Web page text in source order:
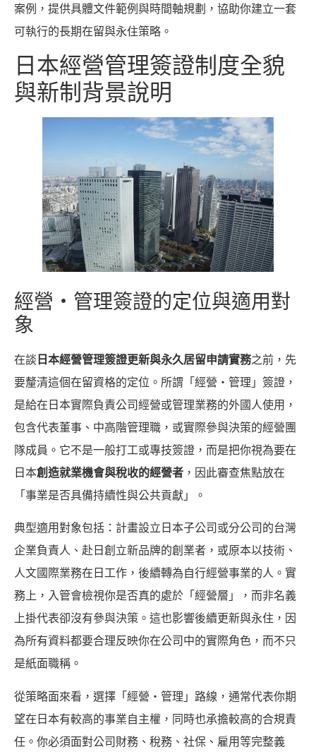
案例，提供具體文件範例與時間軸規劃，協助你建立一套
可執行的長期在留與永住策略。
日本經營管理簽證制度全貌
與新制背景說明
經營・管理簽證的定位與適用對
象
在談 日本經營管理簽證更新與永久居留申請實務之前，先
要釐清這個在留資格的定位。所謂「經營・管理」簽證，
是給在日本實際負責公司經營或管理業務的外國人使用，
包含代表董事、中高階管理職，或實際參與決策的經營團
隊成員。它不是一般打工或專技簽證，而是把你視為要在
日本創造就業機會與稅收的經營者 ，因此審查焦點放在
「事業是否具備持續性與公共貢獻」。
典型適用對象包括：計畫設立日本子公司或分公司的台灣
企業負責人、赴日創立新品牌的創業者，或原本以技術、
人文國際業務在日工作，後續轉為自行經營事業的人。實
務上，入管會檢視你是否真的處於「經營層」，而非名義
上掛代表卻沒有參與決策。這也影響後續更新與永住，因
為所有資料都要合理反映你在公司中的實際角色，而不只
是紙面職稱。
從策略面來看，選擇「經營・管理」路線，通常代表你期
望在日本有較高的事業自主權，同時也承擔較高的合規責
任。你必須面對公司財務、稅務、社保、雇用等完整義